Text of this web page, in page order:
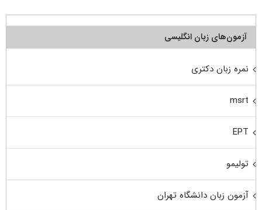
آزمون‌های زبان انگلیسی
نمره زبان دکتری
msrt
EPT
تولیمو
آزمون زبان دانشگاه تهران